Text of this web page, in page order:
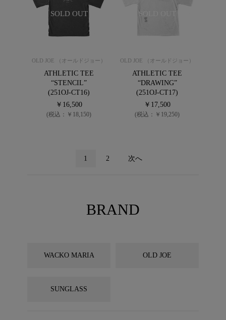
SOLD OUT
OLD JOE （オールドジョー）
ATHLETIC TEE
“STENCIL”
(251OJ-CT16)
￥16,500
(税込：￥18,150)
SOLD OUT
OLD JOE （オールドジョー）
ATHLETIC TEE
“DRAWING”
(251OJ-CT17)
￥17,500
(税込：￥19,250)
1 2 次へ
BRAND
WACKO MARIA OLD JOE
SUNGLASS